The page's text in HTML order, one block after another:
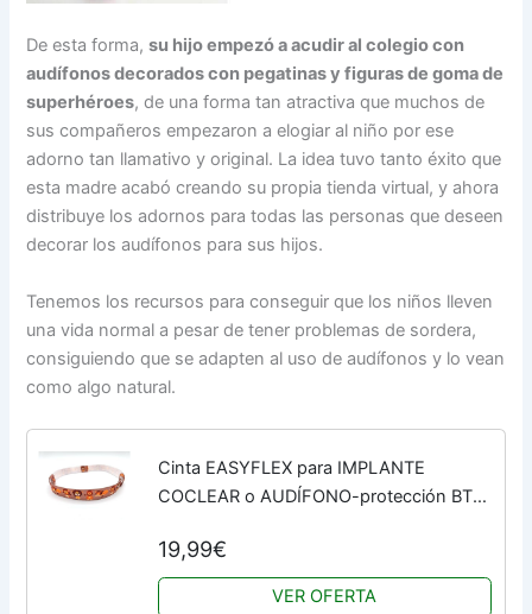
De esta forma,su hijo empezó a acudir al colegio con
audífonos decorados con pegatinas y figuras de goma de
superhéroes, de una forma tan atractiva que muchos de
sus compañeros empezaron a elogiar al niño por ese
adorno tan llamativo y original. La idea tuvo tanto éxito que
esta madre acabó creando su propia tienda virtual, y ahora
distribuye los adornos para todas las personas que deseen
decorar los audífonos para sus hijos.
Tenemos los recursos para conseguir que los niños lleven
una vida normal a pesar de tener problemas de sordera,
consiguiendo que se adapten al uso de audífonos y lo vean
como algo natural.
Cinta EASYFLEX para IMPLANTE
COCLEAR o AUDÍFONO-protección BTE
19,99€
VER OFERTA